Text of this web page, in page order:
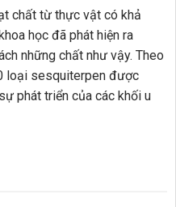
chất từ thực vật có khả
học đã phát hiện ra
những chất như vậy. Theo
loại sesquiterpen được
phát triển của các khối u